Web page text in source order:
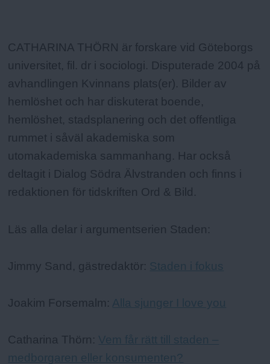
Fakta:
CATHARINA THÖRN är forskare vid Göteborgs
universitet, fil. dr i sociologi. Disputerade 2004 på
avhandlingen Kvinnans plats(er). Bilder av
hemlöshet och har diskuterat boende,
hemlöshet, stadsplanering och det offentliga
rummet i såväl akademiska som
utomakademiska sammanhang. Har också
deltagit i Dialog Södra Älvstranden och finns i
redaktionen för tidskriften Ord & Bild.
Läs alla delar i argumentserien Staden:
Jimmy Sand, gästredaktör: Staden i fokus
Joakim Forsemalm: Alla sjunger I love you
Catharina Thörn: Vem får rätt till staden –
medborgaren eller konsumenten?